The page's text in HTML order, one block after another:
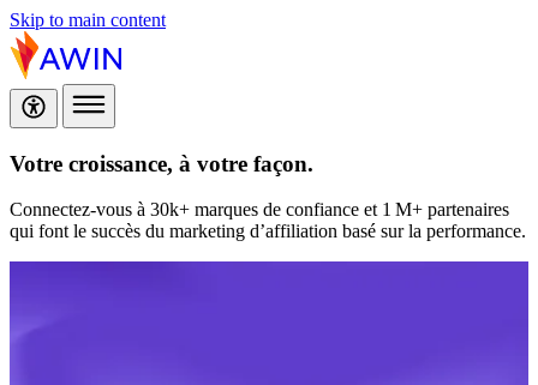
Skip to main content
Votre croissance, à votre façon.
Connectez-vous à 30k+ marques de confiance et 1 M+ partenaires
qui font le succès du marketing d’affiliation basé sur la performance.